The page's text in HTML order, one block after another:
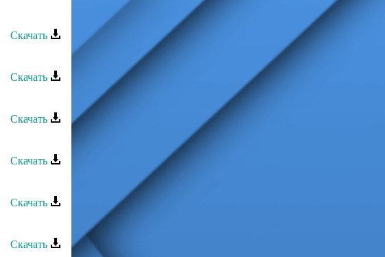
Скачать
Скачать
Скачать
Скачать
Скачать
Скачать